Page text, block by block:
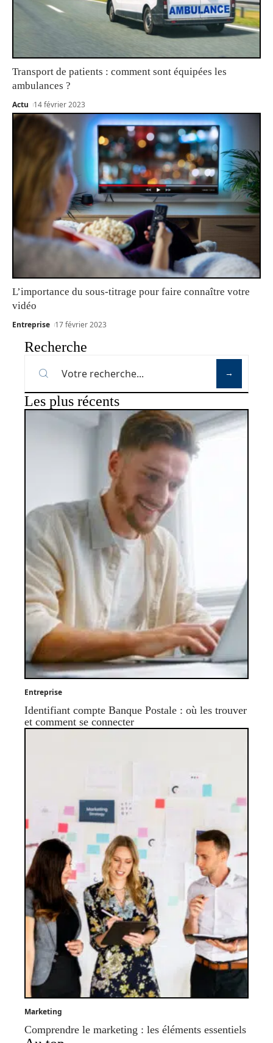
Transport de patients : comment sont équipées les
ambulances ?
Actu 14 février 2023
L’importance du sous-titrage pour faire connaître votre
vidéo
Entreprise 17 février 2023
Recherche
Les plus récents
Entreprise
Identifiant compte Banque Postale : où les trouver
et comment se connecter
Marketing
Comprendre le marketing : les éléments essentiels